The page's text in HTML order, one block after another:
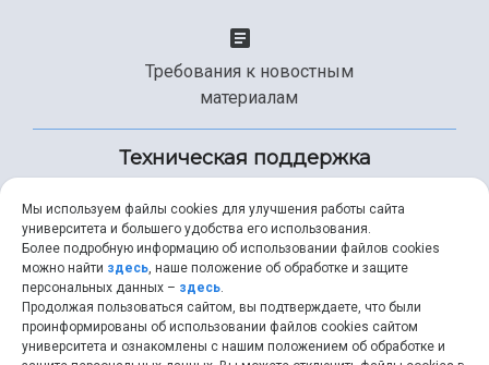
Требования к новостным
материалам
Техническая поддержка
+7 (846) 267-49-99
help@ssau.ru
Мы используем файлы cookies для улучшения работы сайта
университета и большего удобства его использования.
Более подробную информацию об использовании файлов cookies
можно найти здесь, наше положение об обработке и защите
персональных данных – здесь.
Продолжая пользоваться сайтом, вы подтверждаете, что были
проинформированы об использовании файлов cookies сайтом
университета и ознакомлены с нашим положением об обработке и